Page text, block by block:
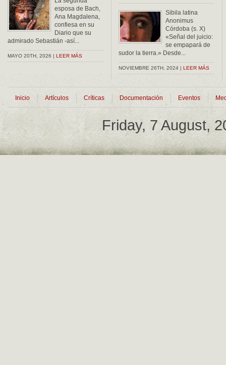
esposa de Bach,
Ana Magdalena,
confiesa en su
Diario que su
admirado Sebastián -así...
MAYO 20TH, 2026 | LEER MÁS
Sibila latina
Anonimus
Córdoba (s. X)
«Señal del juicio:
se empapará de
sudor la tierra.» Desde...
NOVIEMBRE 26TH, 2024 | LEER MÁS
Inicio Artículos Críticas Documentación Eventos
Friday, 7 August,